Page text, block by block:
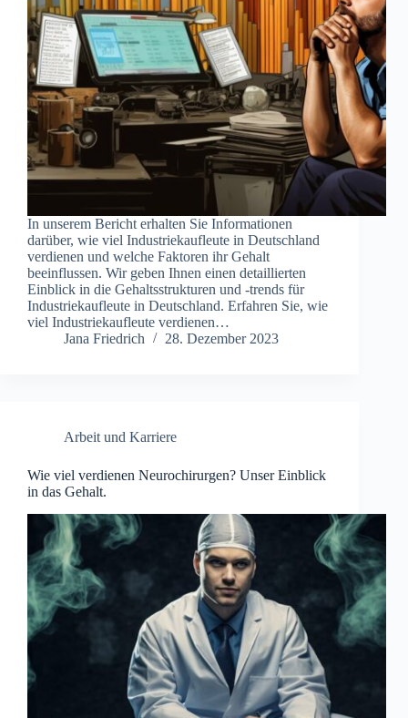
In unserem Bericht erhalten Sie Informationen
darüber, wie viel Industriekaufleute in Deutschland
verdienen und welche Faktoren ihr Gehalt
beeinflussen. Wir geben Ihnen einen detaillierten
Einblick in die Gehaltsstrukturen und -trends für
Industriekaufleute in Deutschland. Erfahren Sie, wie
viel Industriekaufleute verdienen…
Jana Friedrich
28. Dezember 2023
Arbeit und Karriere
Wie viel verdienen Neurochirurgen? Unser Einblick
in das Gehalt.